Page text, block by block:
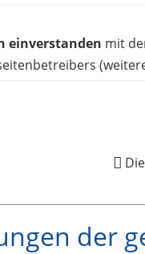
einverstanden mit
der